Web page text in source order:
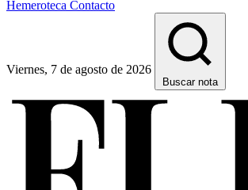
Hemeroteca Contacto
Viernes, 7 de agosto de 2026
Buscar nota